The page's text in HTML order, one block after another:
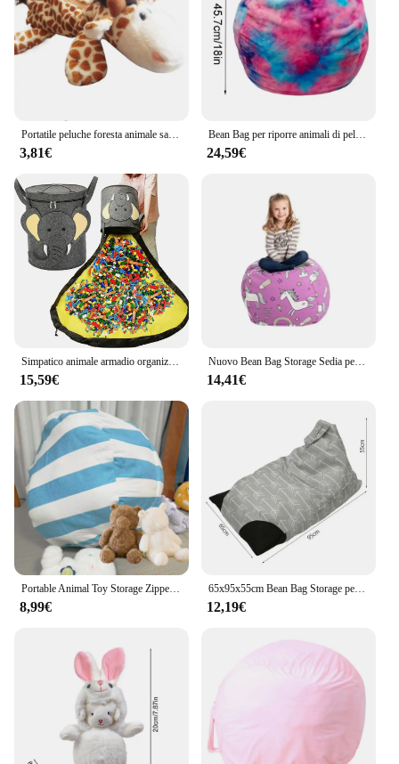
3,81€
Bean Bag per riporre animali di peluche Borsa portaoggetti per giocattoli di peluche Sedia portaoggetti per animali di peluche Borsa portaoggetti per animali di peluche di grande capacità
24,59€
15,59€
Nuovo Bean Bag Storage Sedia per animali di peluche Giocattoli per bambini Zip Canvas Bambini Peluche Organizzatore di giocattoli di grande capacità
14,41€
8,99€
65x95x55cm Bean Bag Storage per bambino peluche organizzatore di giocattoli borsa di immagazzinaggio di grande capacità organizzatore di cuscini per vestiti portatili
12,19€